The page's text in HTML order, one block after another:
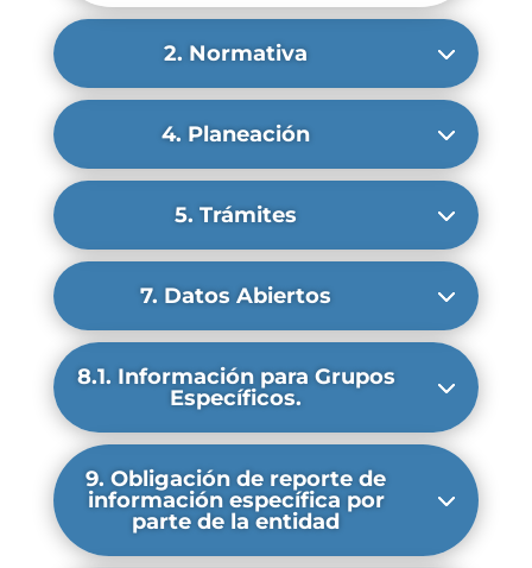
2. Normativa
4. Planeación
5. Trámites
7. Datos Abiertos
8.1. Información para Grupos
Específicos.
9. Obligación de reporte de
información específica por
parte de la entidad